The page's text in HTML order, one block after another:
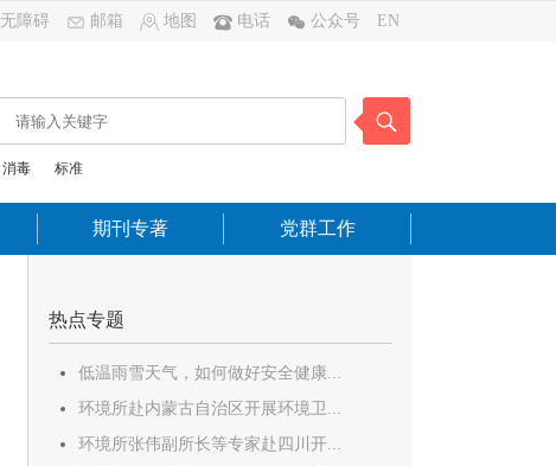
无障碍 邮箱 地图 电话 公众号 EN
消毒 标准
期刊专著 党群工作
热点专题
低温雨雪天气，如何做好安全健康...
环境所赴内蒙古自治区开展环境卫...
环境所张伟副所长等专家赴四川开...